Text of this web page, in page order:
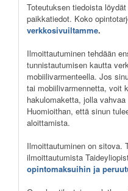
Toteutuksen tiedoista
paikkatiedot. Koko
verkkosivuiltamme.
Ilmoittautuminen tehdään
tunnistautumisen kautta
mobiilivarmenteella. Jos
tai mobiilivarmennetta, voit
hakulomaketta, jolla
Huomioithan, että sinun
aloittamista.
Ilmoittautuminen on sitova.
ilmoittautumista
opintomaksuihin ja